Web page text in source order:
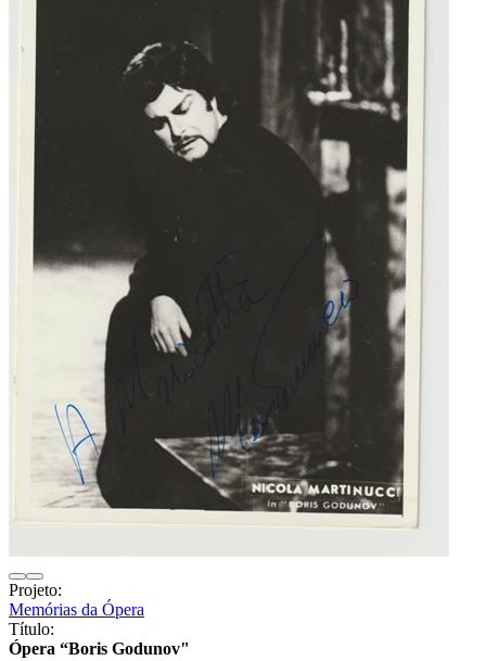
Projeto:
Memórias da Ópera
Título:
Ópera “Boris Godunov"